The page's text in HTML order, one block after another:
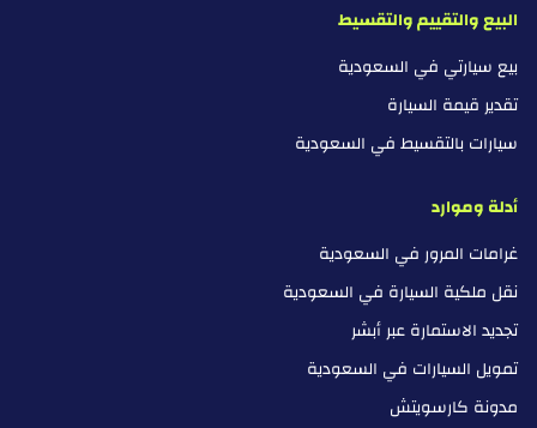
البيع والتقييم والتقسيط
بيع سيارتي في السعودية
تقدير قيمة السيارة
سيارات بالتقسيط في السعودية
أدلة وموارد
غرامات المرور في السعودية
نقل ملكية السيارة في السعودية
تجديد الاستمارة عبر أبشر
تمويل السيارات في السعودية
مدونة كارسويتش